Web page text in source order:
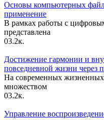
Основы компьютерных
применение
В рамках работы с
представлена
03.2к.
Достижение гармонии и
повседневной жизни через
На современных жизненных
множеством
03.2к.
Управление